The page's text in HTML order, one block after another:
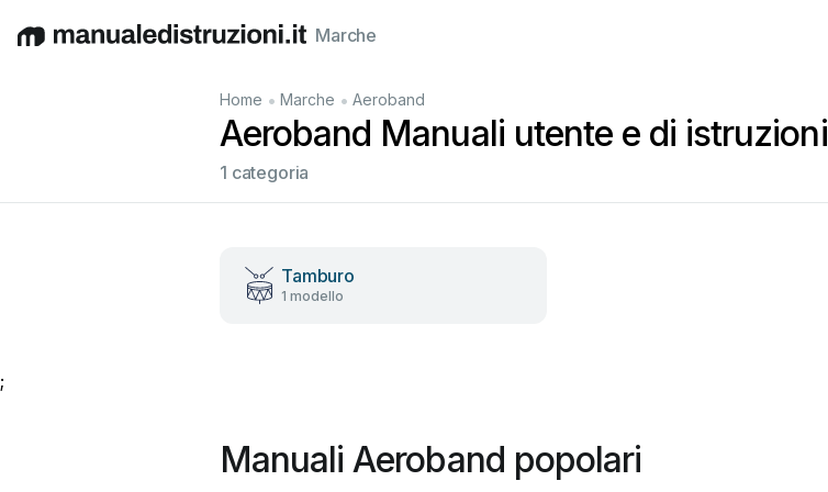
EnglishDeutschEspañol Italiano Français
Marche
Home • Marche • Aeroband
Aeroband Manuali utente e di istruzioni
1 categoria
Tamburo
1 modello
;
Manuali Aeroband popolari